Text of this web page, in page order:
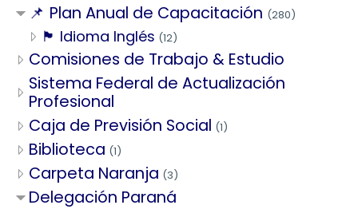
📌 Plan Anual de Capacitación (280)
🏴󠁧󠁢󠁥󠁮󠁧󠁿 Idioma Inglés (12)
Comisiones de Trabajo & Estudio
Sistema Federal de Actualización
Profesional
Caja de Previsión Social (1)
Biblioteca (1)
Carpeta Naranja (3)
Delegación Paraná